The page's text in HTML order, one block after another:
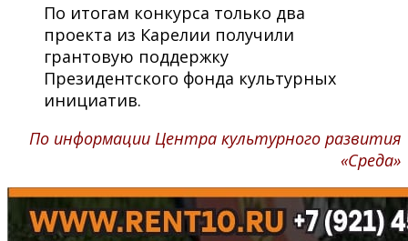
По итогам конкурса только два
проекта из Карелии получили
грантовую поддержку
Президентского фонда культурных
инициатив.
По информации Центра культурного развития
«Среда»